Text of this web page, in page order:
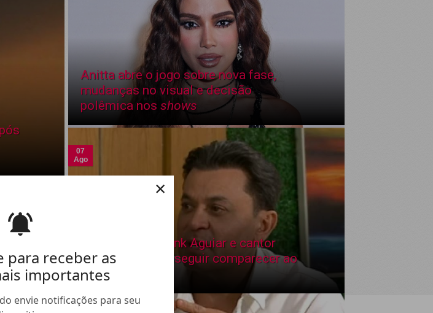
para receber as
importantes
envie notificações para seu
×
Anitta abre o jogo sobre nova fase,
mudanças no visual e decisão
polêmica nos shows
Morre pai de Frank Aguiar e cantor
lamenta não conseguir comparecer ao
sepultamento
07
Ago